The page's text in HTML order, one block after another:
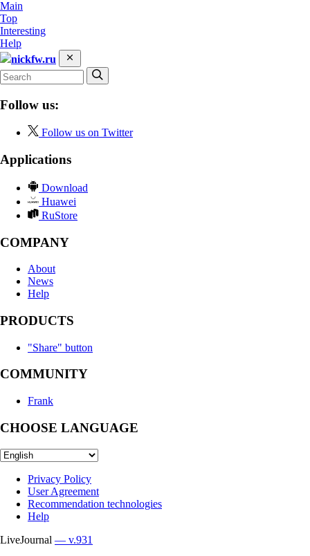
Main
Top
Interesting
Help
nickfw.ru
Follow us:
Follow us on Twitter
Applications
Download
Huawei
RuStore
COMPANY
About
News
Help
PRODUCTS
"Share" button
COMMUNITY
Frank
CHOOSE LANGUAGE
Privacy Policy
User Agreement
Recommendation technologies
Help
LiveJournal — v.931